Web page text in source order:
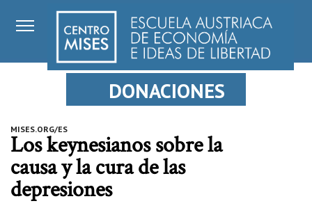
DONACIONES
MISES.ORG/ES
Los keynesianos sobre la
causa y la cura de las
depresiones